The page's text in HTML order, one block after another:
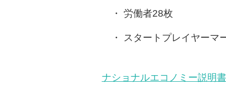
労働者28枚
スタートプレイヤーマ
ナショナルエコノミー説明